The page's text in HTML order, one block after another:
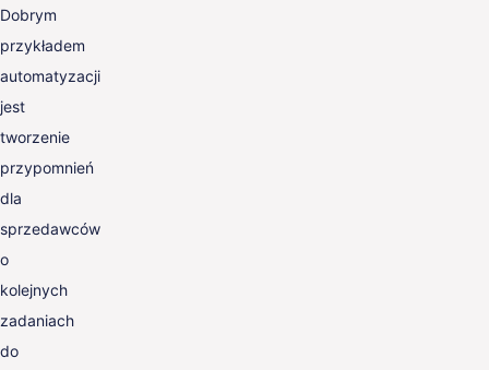
Dobrym
przykładem
automatyzacji
jest
tworzenie
przypomnień
dla
sprzedawców
o
kolejnych
zadaniach
do